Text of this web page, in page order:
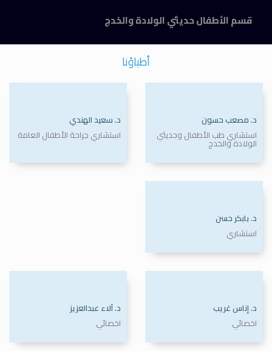
قسم الأطفال حديثي الولادة والخدج
أطباؤنا
د. مصعب حسون
استشاري طب الأطفال وحديثي
الولادة والخدج
د. سعيد الهندي
استشاري جراحة الأطفال العامة
د. بابكر حسن
استشاري
د. إناس غريب
اخصائي
د. آلاء عبدالعزيز
اخصائي